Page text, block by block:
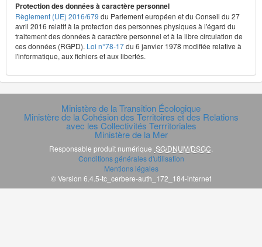
Protection des données à caractère personnel
Règlement (UE) 2016/679 du Parlement européen et du Conseil du 27
avril 2016 relatif à la protection des personnes physiques à l'égard du
traitement des données à caractère personnel et à la libre circulation de
ces données (RGPD). Loi n°78-17du 6 janvier 1978 modifiée relative à
l'informatique, aux fichiers et aux libertés.
Ministère de la Transition Écologique
Ministère de la Cohésion des Territoires et des Relations
avec les Collectivités Terrritoriales
Ministère de la Mer
Responsable produit numérique SG/DNUM/DSGC
Conditions générales d'utilisation
Mentions légales
© Version 6.4.5-tc_cerbere-auth_172_184-internet